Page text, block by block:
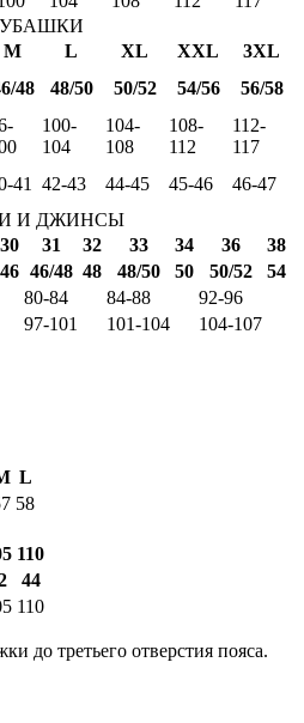
M L XL XXL
3XL
48 48/50 50/52 54/56 56/58
100-
104
104-
108
108-
112
112-
117
41 42-43 44-45 45-46
46-47
И ДЖИНСЫ
30 31 32 33 34 36
38
46 46/48 48 48/50 50 50/52
54
80-84 84-88
92-96
97-101 101-104
104-107
L
58
110
44
110
до третьего отверстия пояса.